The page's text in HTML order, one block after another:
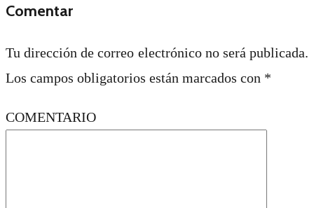
Comentar
Tu dirección de correo electrónico no será publicada.
Los campos obligatorios están marcados con *
COMENTARIO